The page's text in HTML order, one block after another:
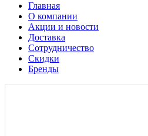
Главная
О компании
Акции и новости
Доставка
Сотрудничество
Скидки
Бренды